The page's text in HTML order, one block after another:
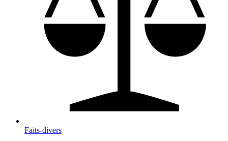
Faits-divers